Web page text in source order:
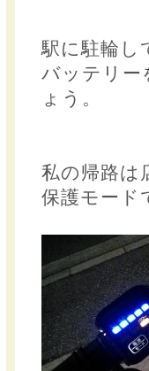
駅に駐輪し
バッテリー
ょう。
私の帰路は
保護モード